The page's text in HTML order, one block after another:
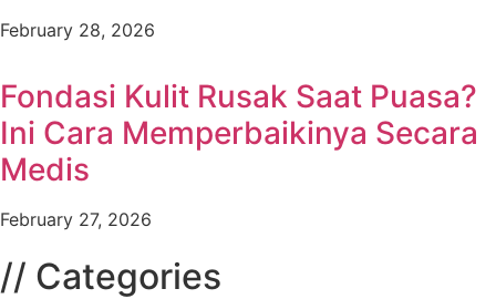
February 28, 2026
Fondasi Kulit Rusak Saat Puasa?
Ini Cara Memperbaikinya Secara
Medis
February 27, 2026
// Categories